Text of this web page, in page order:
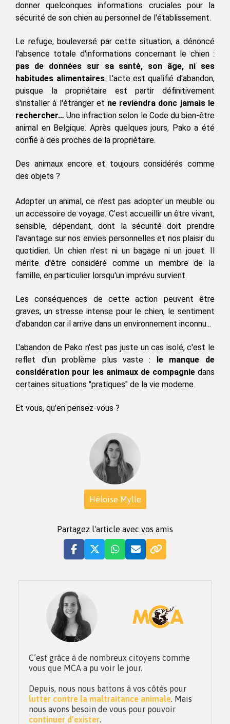
donner quelconques informations cruciales pour la
sécurité de son chien au personnel de l'établissement.
Le refuge, bouleversé par cette situation, a dénoncé
l'absence totale d'informations concernant le chien :
pas de données sur sa santé, son âge, ni ses
habitudes alimentaires. L'acte est qualifié d'abandon,
puisque la propriétaire est partir définitivement
s'installer à l'étranger et ne reviendra donc jamais le
rechercher… Une infraction selon le Code du bien-être
animal en Belgique. Après quelques jours, Pako a été
confié à des proches de la propriétaire.
Des animaux encore et toujours considérés comme
des objets ?
Adopter un animal, ce n'est pas adopter un meuble ou
un accessoire de voyage. C'est accueillir un être vivant,
sensible, dépendant, dont la sécurité doit prendre
l'avantage sur nos envies personnelles et nos plaisir du
quotidien. Un chien n'est ni un bagage ni un jouet. Il
mérite d'être considéré comme un membre de la
famille, en particulier lorsqu'un imprévu survient.
Les conséquences de cette action peuvent être
graves, un stresse intense pour le chien, le sentiment
d'abandon car il arrive dans un environnement inconnu...
L'abandon de Pako n'est pas juste un cas isolé, c'est le
reflet d'un problème plus vaste : le manque de
considération pour les animaux de compagnie dans
certaines situations "pratiques" de la vie moderne.
Et vous, qu'en pensez-vous ?
Héloïse Mylle
Partagez l'article avec vos amis
C’est grâce à de nombreux citoyens comme
vous que MCA a pu voir le jour.
Depuis, nous nous battons à vos côtés pour
lutter contre la maltraitance animale. Mais
nous avons besoin de vous pour pouvoir
continuer d’exister.